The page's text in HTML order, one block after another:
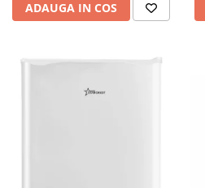
ADAUGA IN COS